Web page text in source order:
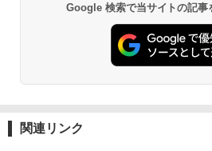
Google 検索で当サイトの記事
関連リンク